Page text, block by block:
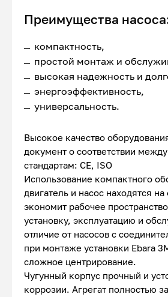
Преимущества
компактность,
простой монтаж и
высокая надежность и
энергоэффективность,
универсальность.
Высокое качество
документ о соответствии
стандартам: CE, ISO
Использование компактного
двигатель и насос находятся
экономит рабочее
установку, эксплуатацию и
отличие от насосов с
при монтаже установки Ebara
сложное центрирование.
Чугунный корпус прочный и
коррозии. Агрегат полностью